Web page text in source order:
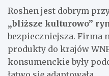
Roshen jest dobrym
„bliższe kulturowo”
bezpieczniejsza. Firma
produkty do krajów
konsumenckie były